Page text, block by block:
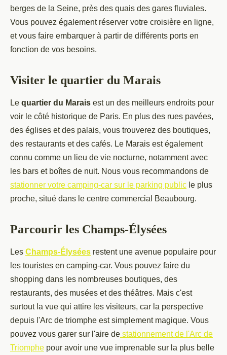
berges de la Seine, près des quais des gares fluviales.
Vous pouvez également réserver votre croisière en ligne,
et vous faire embarquer à partir de différents ports en
fonction de vos besoins.
Visiter le quartier du Marais
Le quartier du Marais est un des meilleurs endroits pour
voir le côté historique de Paris. En plus des rues pavées,
des églises et des palais, vous trouverez des boutiques,
des restaurants et des cafés. Le Marais est également
connu comme un lieu de vie nocturne, notamment avec
les bars et boîtes de nuit. Nous vous recommandons de
stationner votre camping-car sur le parking public le plus
proche, situé dans le centre commercial Beaubourg.
Parcourir les Champs-Élysées
Les Champs-Élysées restent une avenue populaire pour
les touristes en camping-car. Vous pouvez faire du
shopping dans les nombreuses boutiques, des
restaurants, des musées et des théâtres. Mais c'est
surtout la vue qui attire les visiteurs, car la perspective
depuis l'Arc de triomphe est simplement magique. Vous
pouvez vous garer sur l'aire de stationnement de l'Arc de
Triomphe pour avoir une vue imprenable sur la plus belle